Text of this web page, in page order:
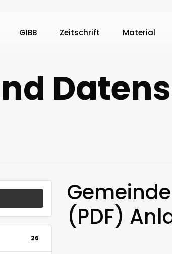
GIBB Zeitschrift Material
26
(PDF)